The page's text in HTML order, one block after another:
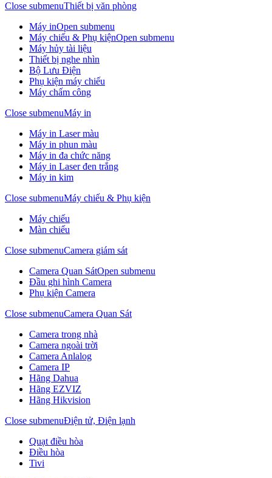
Close submenuThiết bị văn phòng
Máy inOpen submenu
Máy chiếu & Phụ kiệnOpen submenu
Máy hủy tài liệu
Thiết bị nghe nhìn
Bộ Lưu Điện
Phụ kiện máy chiếu
Máy chấm công
Close submenuMáy in
Máy in Laser màu
Máy in phun màu
Máy in đa chức năng
Máy in Laser đen trắng
Máy in kim
Close submenuMáy chiếu & Phụ kiện
Máy chiếu
Màn chiếu
Close submenuCamera giám sát
Camera Quan SátOpen submenu
Đầu ghi hình Camera
Phụ kiện Camera
Close submenuCamera Quan Sát
Camera trong nhà
Camera ngoài trời
Camera Anlalog
Camera IP
Hãng Dahua
Hãng EZVIZ
Hãng Hikvision
Close submenuĐiện tử, Điện lạnh
Quạt điều hòa
Điều hòa
Tivi